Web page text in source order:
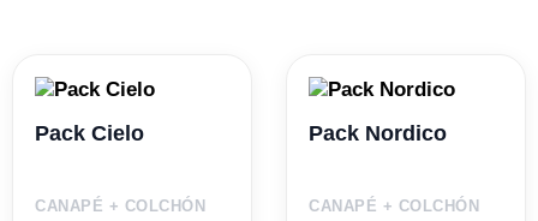
Pack Cielo
CANAPÉ + COLCHÓN
Pack Nordico
CANAPÉ + COLCHÓN